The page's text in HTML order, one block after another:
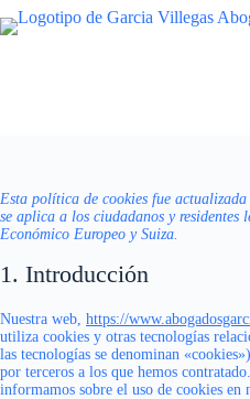
S
o
n
t
n
d
o
Esta política de cookies fue
se aplica a los ciudadanos y residentes
Económico Europeo y Suiza.
1. Introducción
Nuestra web, https://
utiliza cookies y otras tecnologías
las tecnologías se denominan
por terceros a los que hemos
informamos sobre el uso de cookies en